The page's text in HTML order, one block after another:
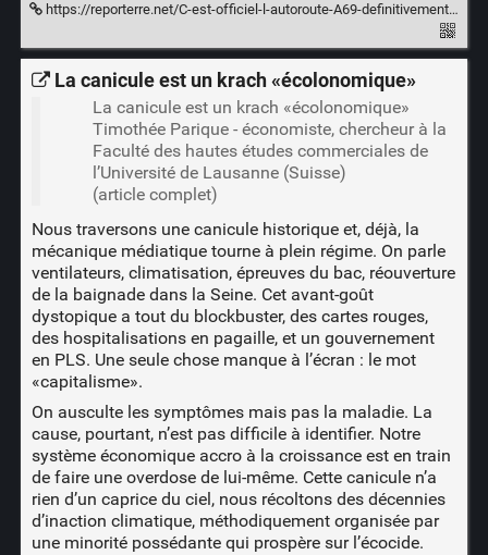
https://reporterre.net/C-est-officiel-l-autoroute-A69-definitivement-validee-par-le-Conseil-d-Etat
La canicule est un krach «écolonomique»
La canicule est un krach «écolonomique»
Timothée Parique - économiste, chercheur à la
Faculté des hautes études commerciales de
l’Université de Lausanne (Suisse)
(article complet)
Nous traversons une canicule historique et, déjà, la
mécanique médiatique tourne à plein régime. On parle
ventilateurs, climatisation, épreuves du bac, réouverture
de la baignade dans la Seine. Cet avant-goût
dystopique a tout du blockbuster, des cartes rouges,
des hospitalisations en pagaille, et un gouvernement
en PLS. Une seule chose manque à l’écran : le mot
«capitalisme».
On ausculte les symptômes mais pas la maladie. La
cause, pourtant, n’est pas difficile à identifier. Notre
système économique accro à la croissance est en train
de faire une overdose de lui-même. Cette canicule n’a
rien d’un caprice du ciel, nous récoltons des décennies
d’inaction climatique, méthodiquement organisée par
une minorité possédante qui prospère sur l’écocide.